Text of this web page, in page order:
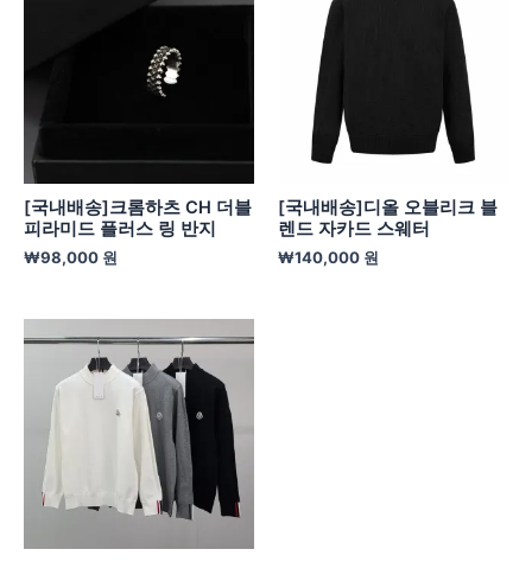
[국내배송]크롬하츠 CH 더블
피라미드 플러스 링 반지
₩98,000 원
[국내배송]디올 오블리크 블
렌드 자카드 스웨터
₩140,000 원